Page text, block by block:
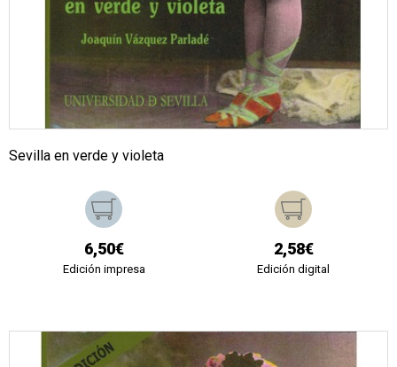
Sevilla en verde y violeta
6,50€
Edición impresa
2,58€
Edición digital